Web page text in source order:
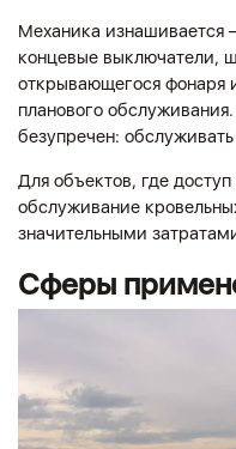
Механика
концевые выключатели,
открывающегося фонаря
планового
безупречен:
Для объектов, где
обслуживание
значительными
Сферы